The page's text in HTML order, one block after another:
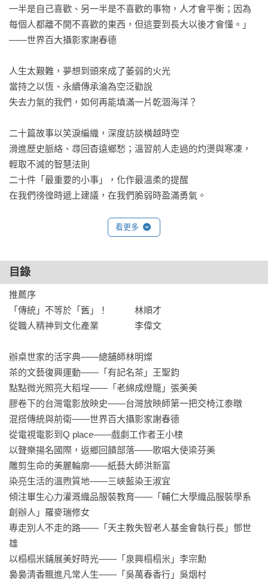
一半是自己喜歡、另一半是不喜歡的事物，人才會平衡；因為
每個人都離不開不喜歡的東西，但這要到長大以後才會懂。」
——世界百大攝影家謝春德
人生太艱難，夢想到頭來成了萎弱的火光
當持之以恆、永續傳承淪為空泛勸說
失去力氣的我們，如何再能填滿一片乾涸海洋？
二十篇故事以笑淚編織，深度訪談橫越時空
滑進歷史脈絡、尋回杳遠鄉愁；溫習前人走過的灼燙與寒凍，
輕取不滅的智慧法則
二十件「最重要的小事」，化作最溫柔的提醒
在我們徬徨時遞上建議，在我們脆弱時盈滿勇氣。
阿爸在燈籠上寫的一手好書法，為何讓張美美噩夢連連，提起
散、手工魚丸要切到沒有怨氣才好吃，對總舖師林明燦來說，
什麼才是正港「辦桌古早味」？安聯人壽業務部副理熊維強，
生日當天面臨工作劇變，辦公室人人哭成一團，且看他如何扭
轉頹勢，邁向職涯新目標！攝影家謝春德，年輕時拍照被士兵
續創造台灣攝影奇蹟！來到大稻埕「有記名茶」，年紀輕輕的
王聖鈞固守百年茶行，他說：「傻的人才留在這。」但在茶香
氤氳的人情味裡，他卻甘願做一名護持傳統的傻子……。
本書探訪二十個職人與老店家，以各自生命經驗為軸心，擴寫
至時代流轉、社會革變，甚至撥開層層迷霧，回首先祖輩於漫
漫長路上的鮮明轍跡。老傳統真過時了嗎？前人經驗和價值觀
到了現代是否依然合用？綜合所有篇章，可發現所謂傳承不該
以絕對沿用和創新二分對立；重點在於「生活」，無論是老技
藝、新觀念皆要熨貼平凡日常，在生活中遇合、在生活中融
會，讓前人的種子抽長新芽、後人的創意回頭照見歷史；最後
兩相輝映，凝縮為心底「最重要的小事」，夢想方能不斷湧出
活水，時間愈久、愈能汩汩漫延。
【本書特色】
看更多
目錄
推薦序
「傳統」不等於「舊」！　　　林順才
從職人精神到文化產業　　　　李偉文
辦桌世家的活字典——總舖師林明燦
茶的文藝復興運動——「有記名茶」王聖鈞
點點微光照亮大稻埕——「老綿成燈籠」張美美
膠卷下的台灣電影放映史——台灣放映師第一把交椅江泰暾
混搭傳統與前衛——世界百大攝影家謝春德
從電視電影到Q place——戲劇工作者王小棣
以聲樂揚名國際，返鄉回饋部落——歌唱大使梁芬美
雕剪生命的美麗輪廓——紙藝大師洪新富
染亮生活的溫煦質地——三峽藍染王淑宜
傾注畢生心力灌溉織品服裝教育——「輔仁大學織品服裝學系
創辦人」羅麥瑞修女
專走別人不走的路——「天主教失智老人基金會執行長」鄧世
雄
以榻榻米鋪展美好時光——「泉興榻榻米」李宗勳
裊裊清香飄進凡常人生——「吳萬春香行」吳烟村